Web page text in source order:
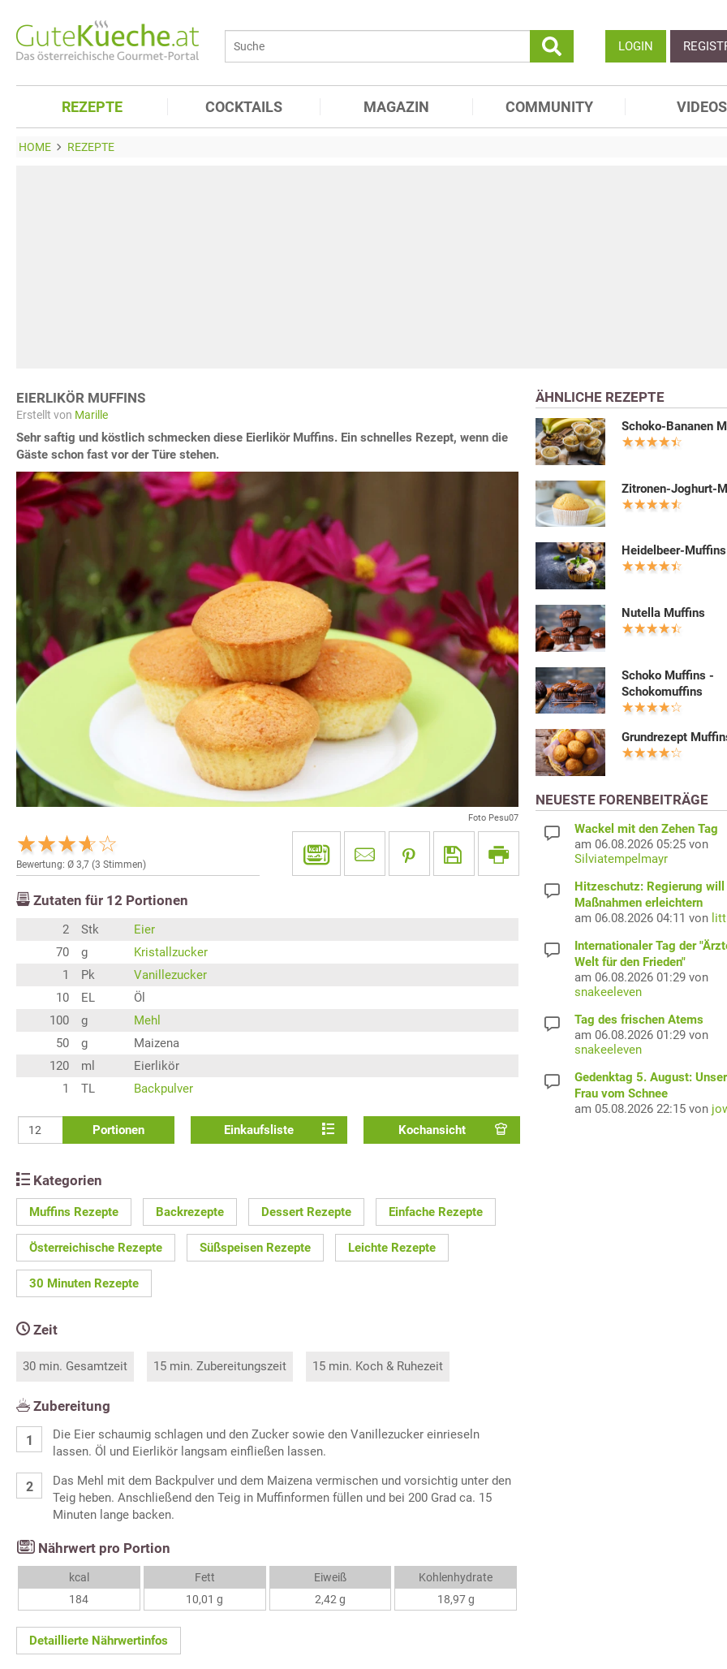
LOGIN
REZEPTE COCKTAILS MAGAZIN COMMUNITY VIDEOS
HOME REZEPTE
EIERLIKÖR MUFFINS
Erstellt von Marille
Sehr saftig und köstlich schmecken diese Eierlikör Muffins. Ein schnelles Rezept, wenn die
Gäste schon fast vor der Türe stehen.
Foto Pesu07
Bewertung: Ø 3,7 (3 Stimmen)
Zutaten für 12 Portionen
2 Stk
Eier
70
g
Kristallzucker
1
Pk
Vanillezucker
10
EL
Öl
100
g
Mehl
50
g
Maizena
120
ml
Eierlikör
1
TL Backpulver
Portionen Einkaufsliste Kochansicht
Kategorien
Muffins Rezepte Backrezepte Dessert Rezepte Einfache Rezepte
Österreichische Rezepte Süßspeisen Rezepte Leichte Rezepte
30 Minuten Rezepte
Zeit
30 min. Gesamtzeit 15 min. Zubereitungszeit 15 min. Koch & Ruhezeit
Zubereitung
Die Eier schaumig schlagen und den Zucker sowie den Vanillezucker einrieseln
lassen. Öl und Eierlikör langsam einfließen lassen.
Das Mehl mit dem Backpulver und dem Maizena vermischen und vorsichtig unter den
Teig heben. Anschließend den Teig in Muffinformen füllen und bei 200 Grad ca. 15
Minuten lange backen.
Nährwert pro Portion
kcal
184
Fett
10,01 g
Eiweiß
2,42 g
Kohlenhydrate
18,97 g
Detaillierte Nährwertinfos
ÄHNLICHE REZEPTE
Schoko-Bananen
Zitronen-Joghurt-
Heidelbeer-Muffins
Nutella Muffins
Schoko Muffins -
Schokomuffins
Grundrezept
NEUESTE FORENBEITRÄGE
Wackel mit den Zehen Tag
am 06.08.2026 05:25 von
Silviatempelmayr
Hitzeschutz: Regierung will
Maßnahmen erleichtern
am 06.08.2026 04:11 von
Internationaler Tag der
Welt für den Frieden"
am 06.08.2026 01:29 von
snakeeleven
Tag des frischen Atems
am 06.08.2026 01:29 von
snakeeleven
Gedenktag 5. August:
Frau vom Schnee
am 05.08.2026 22:15 von